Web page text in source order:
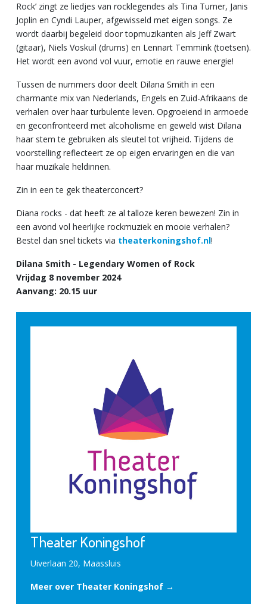
Rock’ zingt ze liedjes van rocklegendes als Tina Turner, Janis
Joplin en Cyndi Lauper, afgewisseld met eigen songs. Ze
wordt daarbij begeleid door topmuzikanten als Jeff Zwart
(gitaar), Niels Voskuil (drums) en Lennart Temmink (toetsen).
Het wordt een avond vol vuur, emotie en rauwe energie!
Tussen de nummers door deelt Dilana Smith in een
charmante mix van Nederlands, Engels en Zuid-Afrikaans de
verhalen over haar turbulente leven. Opgroeiend in armoede
en geconfronteerd met alcoholisme en geweld wist Dilana
haar stem te gebruiken als sleutel tot vrijheid. Tijdens de
voorstelling reflecteert ze op eigen ervaringen en die van
haar muzikale heldinnen.
Zin in een te gek theaterconcert?
Diana rocks - dat heeft ze al talloze keren bewezen! Zin in
een avond vol heerlijke rockmuziek en mooie verhalen?
Bestel dan snel tickets via theaterkoningshof.nl!
Dilana Smith - Legendary Women of Rock
Vrijdag 8 november 2024
Aanvang: 20.15 uur
Theater Koningshof
Uiverlaan 20, Maassluis
Meer over Theater Koningshof →